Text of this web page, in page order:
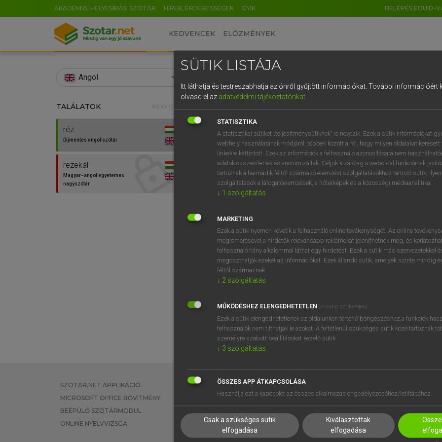
AKADÉMIAI HELYESÍRÁSI SZÓTÁR HÍREK, ÉRDEKESSÉGEK GYIK BELÉPÉS EDUID-
KEDVENCEK ELŐZMÉNYEK
Angol
TALÁLATOK 105 ms (2 db)
réz
Díjmentes angol szótár
rezekál
Magyar−angol egyetemes
nagyszótár
Díjmentes angol szótár
mn
copper
fn
copper
brass
keresése szótárainkban
SZOTAR.NET APPLIKÁCIÓ
MICROSOFT OFFICE BŐVÍTMÉNY
BEÉPÜLŐ SZÓTÁRMODUL
ONLINE NYELVVIZSGA
EGYÉNI FELHASZNÁLÓKNAK
TANULÓKNAK
VÁLLALATI MEGOLDÁSOK
SÚGÓ
RÓLUNK
SÜTI BEÁLLÍTÁSOK
SÜTIK LISTÁJA
Itt láthatja és testreszabhatja az önről gyűjtött információkat. További információért
olvasd el az adatvédelmi tájékoztatónkat.
STATISZTIKA
A statisztikai sütiket „teljesítménysütiknek” is nevezik. Ezek a sütik információkat
webhely használatának módjáról, többek között arról, hogy milyen oldalakat keresett
linkekre kattintott. Ezek az információk a felhasználó azonosítására nem
adatok összesítettek és anonimizáltak. Céljuk kizárólag a weboldal funkcióinak
tartoznak a harmadik féltől származó elemzési szolgáltatásokhoz tartozó sütik;
szolgáltatások a látogatóelemzések, a hőtérképek és a közösségi médiaanalitika.
↓ 1 szolgáltatás
MARKETING
Ezek a sütik nyomon követik a felhasználó online tevékenységét. Az online
megismerésével a hirdetők relevánsabb reklámokat jeleníthetnek meg, és
felhasználó hány alkalommal láthat egy hirdetést. Ezek a sütik más szervezetekkel
megoszthatják ezeket az információkat. Ezek állandó sütik, amelyek szinte mindig
féltől származnak.
↓ 2 szolgáltatás
MŰKÖDÉSHEZ ELENGEDHETETLEN (mindig szükséges)
Ezek a sütik elengedhetetlenek az oldalunkon történő böngészéshez,a funkciók
felhasználók nem tilthatják le azokat. A feltétlenül szükséges sütik közé tartoznak
személyre szabott beállításokat kezelő sütik.
↓ 3 szolgáltatás
ÖSSZES APP ÁTKAPCSOLÁSA
Használja ezt a kapcsolót az összes alkalmazás engedélyezéséhez/letiltásához.
Csak a szükséges sütik
elfogadása
Kiválasztottak
elfogadása
EN HU DE CN FR ES IT NL
0 1 2 3 4 5 6 7 8 9
q w e r t z u i
a s d f g h j k l é
í y x c v b n m , .